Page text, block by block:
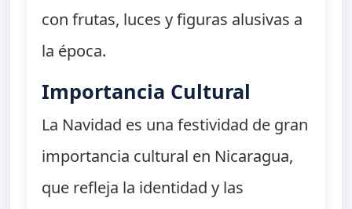
con frutas, luces y figuras alusivas a
la época.
Importancia Cultural
La Navidad es una festividad de gran
importancia cultural en Nicaragua,
que refleja la identidad y las